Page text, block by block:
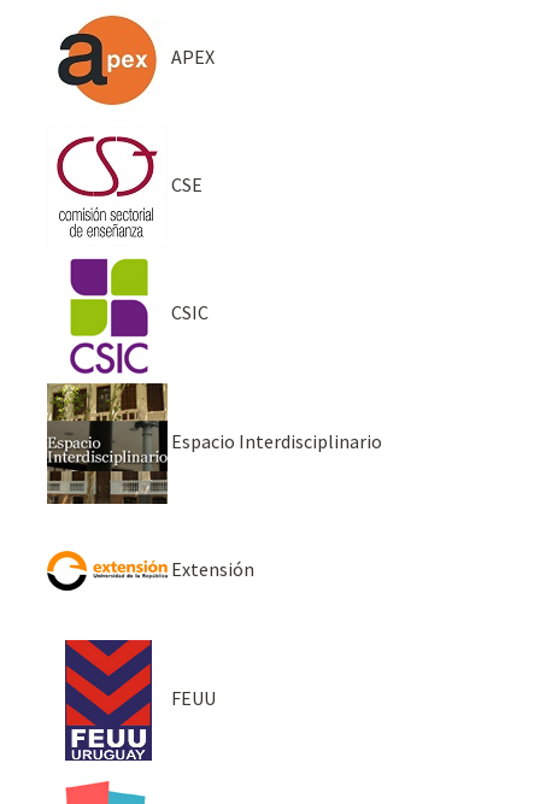
APEX
CSE
CSIC
Espacio Interdisciplinario
Extensión
FEUU